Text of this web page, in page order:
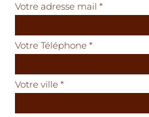
Votre adresse mail *
Votre Téléphone *
Votre ville *